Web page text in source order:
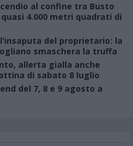
al confine tra Busto
4.000 metri quadrati di
del proprietario: la
smaschera la truffa
allerta gialla anche
di sabato 8 luglio
del 7, 8 e 9 agosto a